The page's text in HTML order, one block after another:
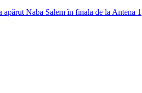
Naba Salem în finala de la Antena 1